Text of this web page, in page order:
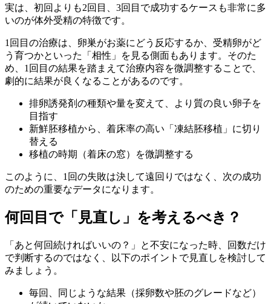
実は、初回よりも2回目、3回目で成功するケースも非常に多
いのが体外受精の特徴です。
1回目の治療は、卵巣がお薬にどう反応するか、受精卵がど
う育つかといった「相性」を見る側面もあります。そのた
め、1回目の結果を踏まえて治療内容を微調整することで、
劇的に結果が良くなることがあるのです。
排卵誘発剤の種類や量を変えて、より質の良い卵子を
目指す
新鮮胚移植から、着床率の高い「凍結胚移植」に切り
替える
移植の時期（着床の窓）を微調整する
このように、 1回の失敗は決して遠回りではなく、次の成功
のための重要なデータになります。
何回目で「見直し」を考えるべき？
「あと何回続ければいいの？」と不安になった時、回数だけ
で判断するのではなく、以下のポイントで見直しを検討して
みましょう。
毎回、同じような結果（採卵数や胚のグレードなど）